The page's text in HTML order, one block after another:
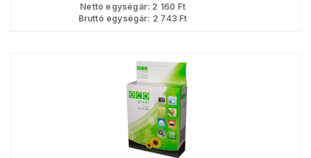
Nettó egységár: 2 160 Ft
Bruttó egységár: 2 743Ft